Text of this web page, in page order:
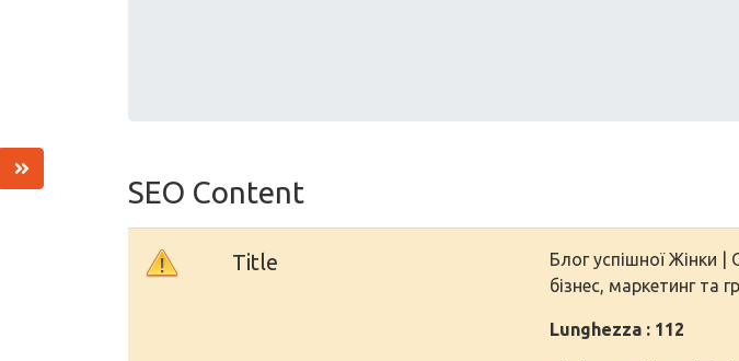
SEO Content
Title
Блог успішної Жінки |
бізнес, маркетинг та
Lunghezza : 112